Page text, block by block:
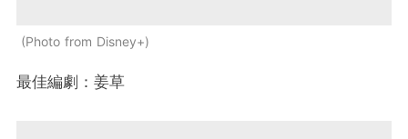
Photo from Disney+
最佳編劇：姜草